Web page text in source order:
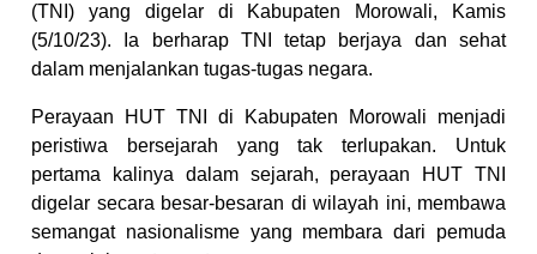
(TNI) yang digelar di Kabupaten Morowali, Kamis
(5/10/23). Ia berharap TNI tetap berjaya dan sehat
dalam menjalankan tugas-tugas negara.
Perayaan HUT TNI di Kabupaten Morowali menjadi
peristiwa bersejarah yang tak terlupakan. Untuk
pertama kalinya dalam sejarah, perayaan HUT TNI
digelar secara besar-besaran di wilayah ini, membawa
semangat nasionalisme yang membara dari pemuda